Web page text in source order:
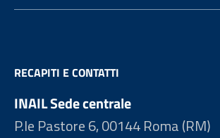
RECAPITI E CONTATTI
INAIL Sede centrale
P.le Pastore 6, 00144 Roma (RM)